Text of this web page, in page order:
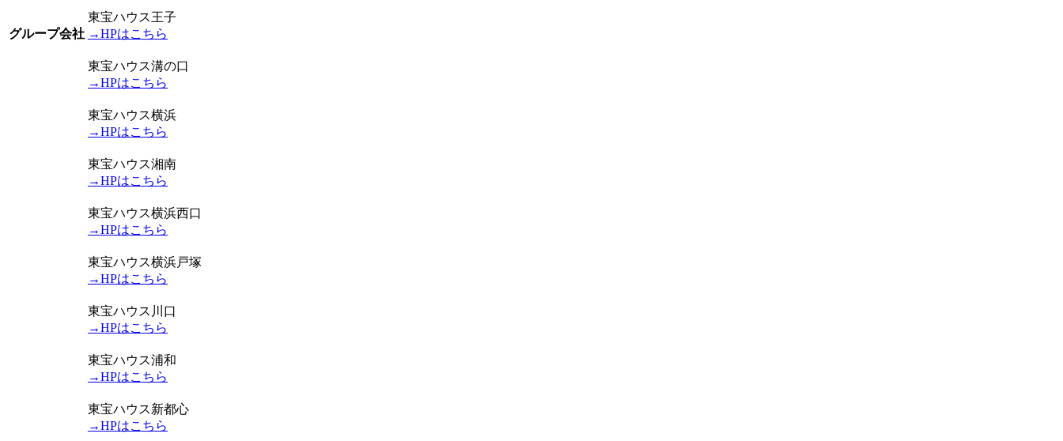
グループ会社
東宝ハウス王子
→HPはこちら
東宝ハウス溝の口
→HPはこちら
東宝ハウス横浜
→HPはこちら
東宝ハウス湘南
→HPはこちら
東宝ハウス横浜西口
→HPはこちら
東宝ハウス横浜戸塚
→HPはこちら
東宝ハウス川口
→HPはこちら
東宝ハウス浦和
→HPはこちら
東宝ハウス新都心
→HPはこちら